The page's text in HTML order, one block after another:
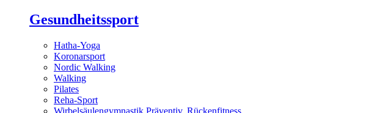
Gesundheitssport
Hatha-Yoga
Koronarsport
Nordic Walking
Walking
Pilates
Reha-Sport
Wirbelsäulengymnastik Präventiv, Rückenfitness